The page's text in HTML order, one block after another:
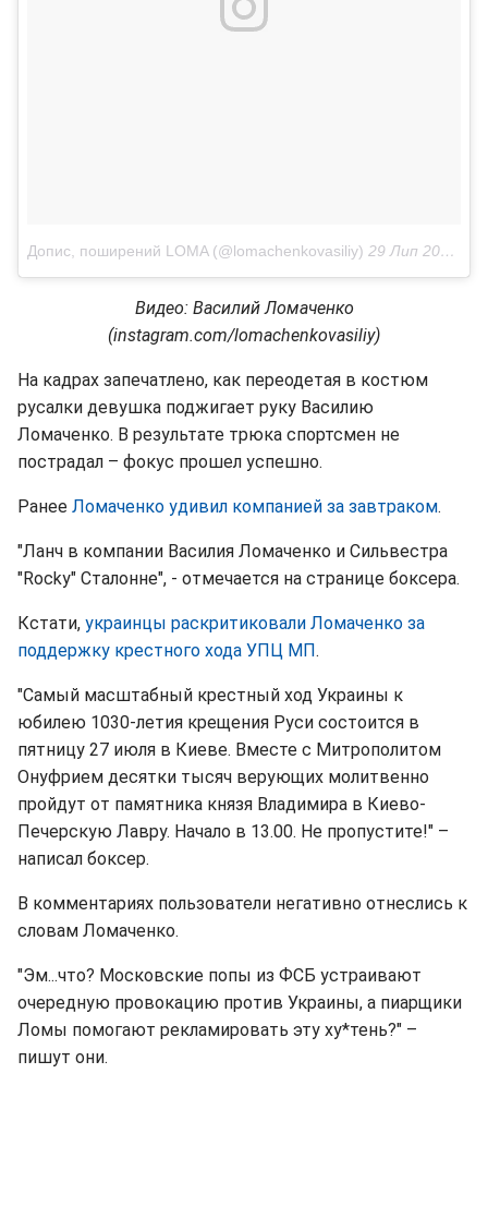
Допис, поширений LOMA (@lomachenkovasiliy) 29 Лип 2018 р. о 4:33 PDT
Видео: Василий Ломаченко
(instagram.com/lomachenkovasiliy)
На кадрах запечатлено, как переодетая в костюм
русалки девушка поджигает руку Василию
Ломаченко. В результате трюка спортсмен не
пострадал – фокус прошел успешно.
Ранее Ломаченко удивил компанией за завтраком.
"Ланч в компании Василия Ломаченко и Сильвестра
"Rocky" Сталонне", - отмечается на странице боксера.
Кстати, украинцы раскритиковали Ломаченко за
поддержку крестного хода УПЦ МП.
"Самый масштабный крестный ход Украины к
юбилею 1030-летия крещения Руси состоится в
пятницу 27 июля в Киеве. Вместе с Митрополитом
Онуфрием десятки тысяч верующих молитвенно
пройдут от памятника князя Владимира в Киево-
Печерскую Лавру. Начало в 13.00. Не пропустите!" –
написал боксер.
В комментариях пользователи негативно отнеслись к
словам Ломаченко.
"Эм...что? Московские попы из ФСБ устраивают
очередную провокацию против Украины, а пиарщики
Ломы помогают рекламировать эту ху*тень?" –
пишут они.